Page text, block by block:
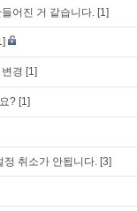
어진 거 같습니다. [1]
경 [1]
? [1]
정 취소가 안됩니다. [3]